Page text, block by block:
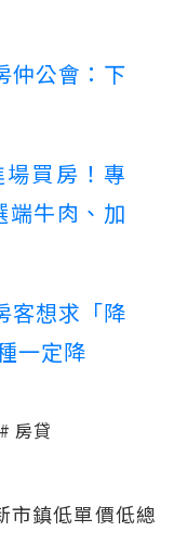
仲公會：下
買房！專
端牛肉、加
客想求「降
一定降
房貸
市鎮低單價低總